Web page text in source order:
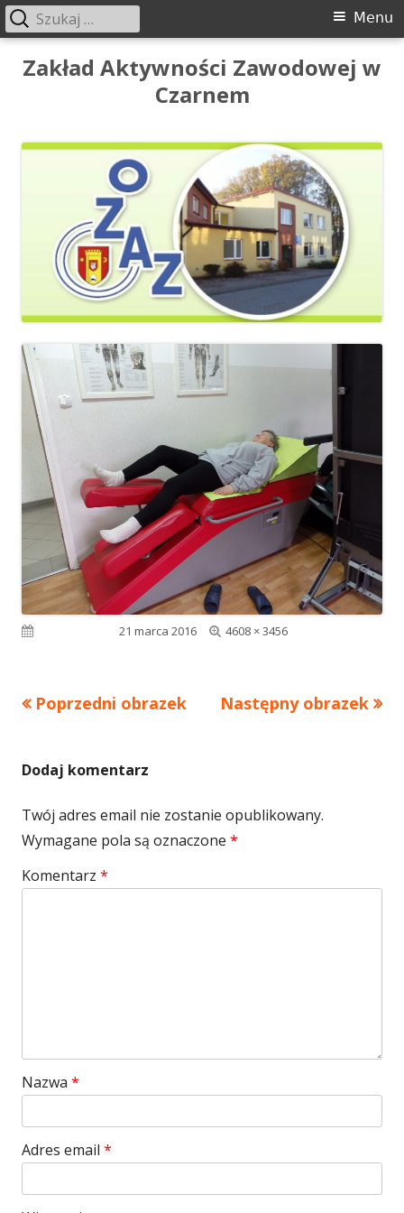
Przeskocz
Zakład Aktywności Zawodowej w
Czarnem
Menu
główne
Menu
Szukaj:
Opublikowano21 marca 2016
Pełny
4608 × 3456
Poprzedni obrazek Następny obrazek
Dodaj komentarz
Twój adres email nie zostanie opublikowany.
Wymagane pola są oznaczone *
Komentarz *
Nazwa *
Adres email *